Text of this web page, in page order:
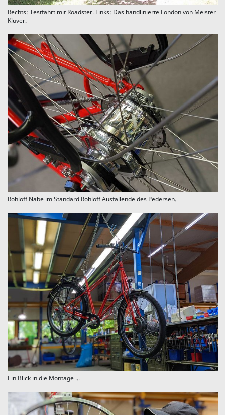
Rechts: Testfahrt mit Roadster. Links: Das handlinierte London von Meister
Kluver.
Rohloff Nabe im Standard Rohloff Ausfallende des Pedersen.
Ein Blick in die Montage ...